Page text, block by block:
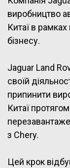
виробництво
Китаї в
бізнесу.
Jaguar Land
своїй
припинити
Китаї
з Chery.
Цей крок